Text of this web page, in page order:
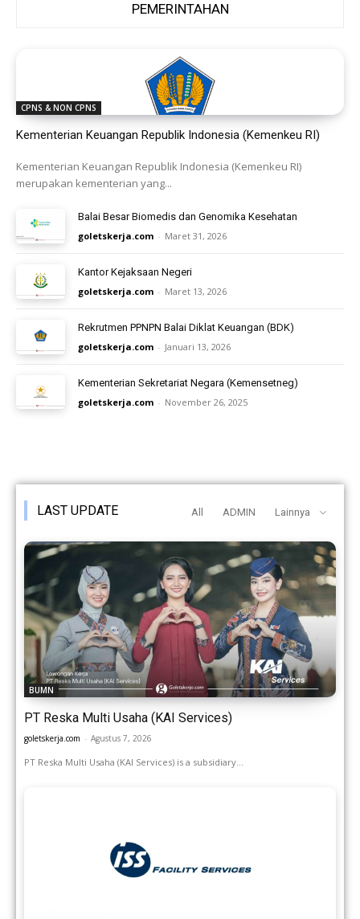
PEMERINTAHAN
CPNS & NON CPNS
Kementerian Keuangan Republik Indonesia (Kemenkeu RI)
Kementerian Keuangan Republik Indonesia (Kemenkeu RI)
merupakan kementerian yang...
Balai Besar Biomedis dan Genomika Kesehatan
goletskerja.com - Maret 31, 2026
Kantor Kejaksaan Negeri
goletskerja.com - Maret 13, 2026
Rekrutmen PPNPN Balai Diklat Keuangan (BDK)
goletskerja.com - Januari 13, 2026
Kementerian Sekretariat Negara (Kemensetneg)
goletskerja.com - November 26, 2025
LAST UPDATE All ADMIN Lainnya
BUMN
PT Reska Multi Usaha (KAI Services)
goletskerja.com - Agustus 7, 2026
PT Reska Multi Usaha (KAI Services) is a subsidiary...